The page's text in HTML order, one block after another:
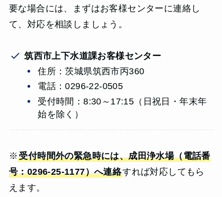
要な場合には、まずはお客様センターに連絡し
て、対応を相談しましょう。
筑西市上下水道課お客様センター
住所：茨城県筑西市丙360
電話：0296-22-0505
受付時間：8:30～17:15（日祝日・年末年
始を除く）
※受付時間外の緊急時には、成田浄水場（電話番
号：0296-25-1177）へ連絡すれば対応してもら
えます。